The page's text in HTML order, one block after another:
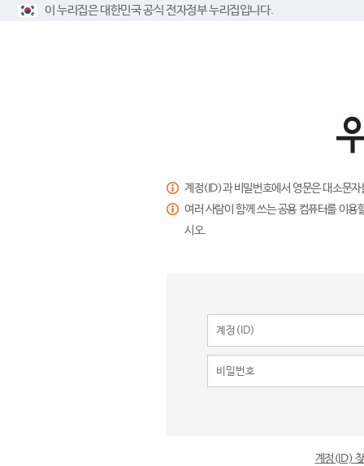
이 누리집은 대한민국 공식 전자정부 누리집입니다.
계정(ID)과 비밀번호에서 영문은 대소문
여러 사람이 함께 쓰는 공용 컴퓨터를 이
시오.
계정(ID)